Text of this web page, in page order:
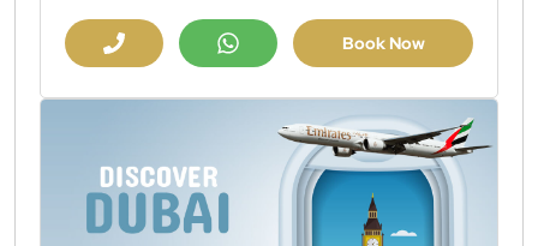
Book Now